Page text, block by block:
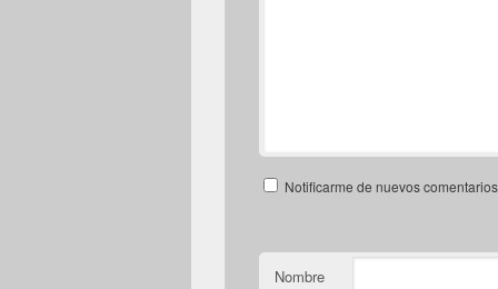
Notificarme de nuevos
Nombre